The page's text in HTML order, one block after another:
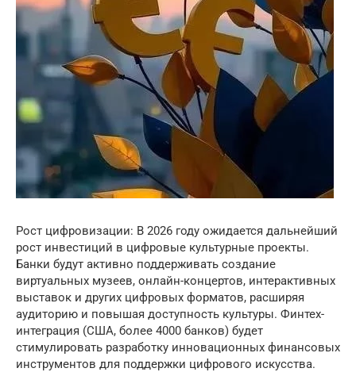
Рост цифровизации: В 2026 году ожидается дальнейший
рост инвестиций в цифровые культурные проекты.
Банки будут активно поддерживать создание
виртуальных музеев, онлайн-концертов, интерактивных
выставок и других цифровых форматов, расширяя
аудиторию и повышая доступность культуры. Финтех-
интеграция (США, более 4000 банков) будет
стимулировать разработку инновационных финансовых
инструментов для поддержки цифрового искусства.